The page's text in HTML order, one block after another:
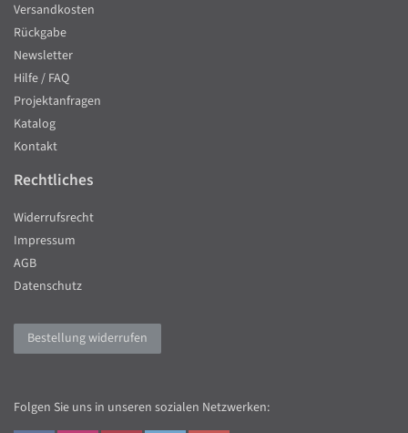
Versandkosten
Rückgabe
Newsletter
Hilfe / FAQ
Projektanfragen
Katalog
Kontakt
Rechtliches
Widerrufsrecht
Impressum
AGB
Datenschutz
Bestellung widerrufen
Folgen Sie uns in unseren sozialen Netzwerken: